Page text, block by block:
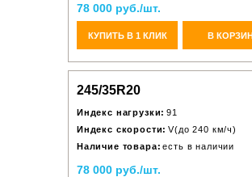
78 000 руб./шт.
КУПИТЬ В 1 КЛИК В
245/35R20
Индекс нагрузки: 91
Индекс скорости: V(до 240 км/ч)
Наличие товара: есть в наличии
78 000 руб./шт.